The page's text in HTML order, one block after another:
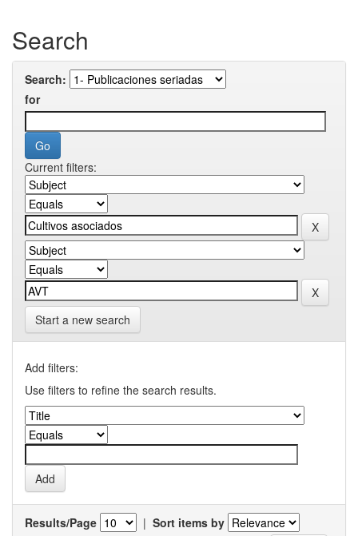
Search
Search:
for
Current filters:
Start a new search
Add filters:
Use filters to refine the search results.
Results/Page | Sort items by